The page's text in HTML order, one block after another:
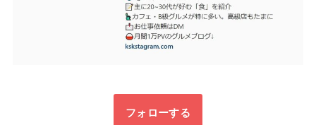
フォローする